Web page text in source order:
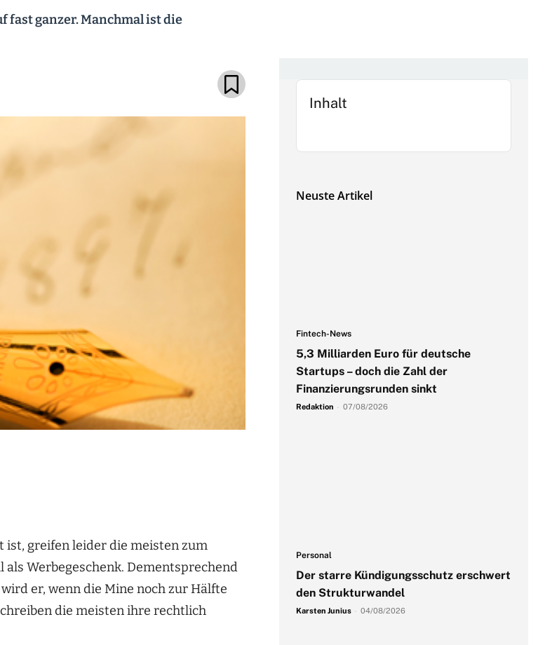
fast ganzer. Manchmal ist die
ist, greifen leider die meisten zum
als Werbegeschenk. Dementsprechend
er, wenn die Mine noch zur Hälfte
die meisten ihre rechtlich
Inhalt
Neuste Artikel
Fintech-News
5,3 Milliarden Euro für deutsche
Startups – doch die Zahl der
Finanzierungsrunden sinkt
Redaktion 07/08/2026
Personal
Der starre Kündigungsschutz erschwert
den Strukturwandel
Karsten Junius 04/08/2026